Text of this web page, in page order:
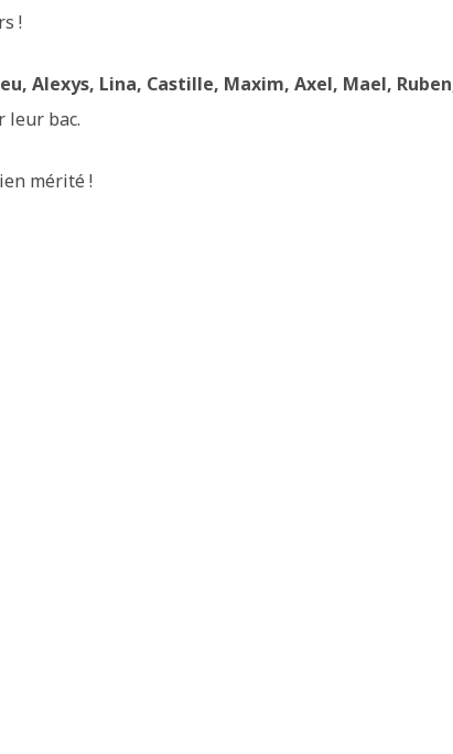
!
Alexys, Lina, Castille, Maxim, Axel, Mael,
leur bac.
mérité !